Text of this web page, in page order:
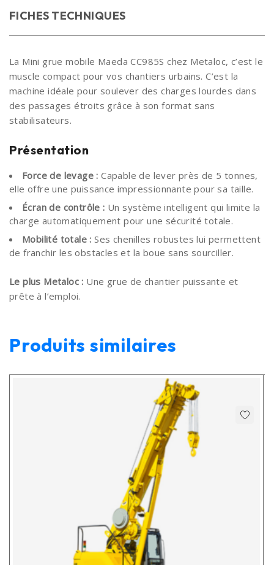
FICHES TECHNIQUES
La Mini grue mobile Maeda CC985S chez Metaloc, c’est le
muscle compact pour vos chantiers urbains. C’est la
machine idéale pour soulever des charges lourdes dans
des passages étroits grâce à son format sans
stabilisateurs.
Présentation
Force de levage : Capable de lever près de 5 tonnes,
elle offre une puissance impressionnante pour sa taille.
Écran de contrôle : Un système intelligent qui limite la
charge automatiquement pour une sécurité totale.
Mobilité totale : Ses chenilles robustes lui permettent
de franchir les obstacles et la boue sans sourciller.
Le plus Metaloc : Une grue de chantier puissante et
prête à l’emploi.
Produits similaires